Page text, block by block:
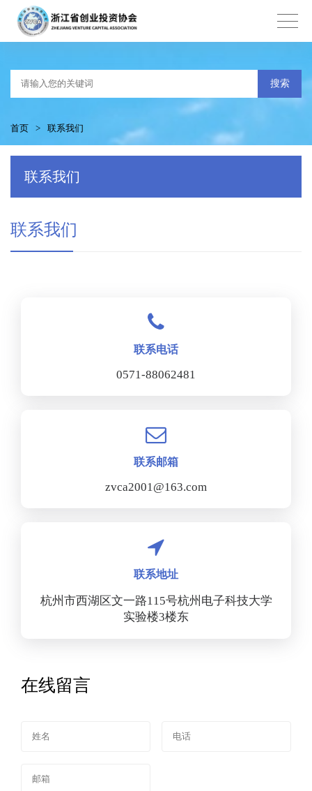
搜索
首页 > 联系我们
联系我们
联系我们
联系电话
0571-88062481
联系邮箱
zvca2001@163.com
联系地址
杭州市西湖区文一路115号杭州电子科技大学
实验楼3楼东
在线留言